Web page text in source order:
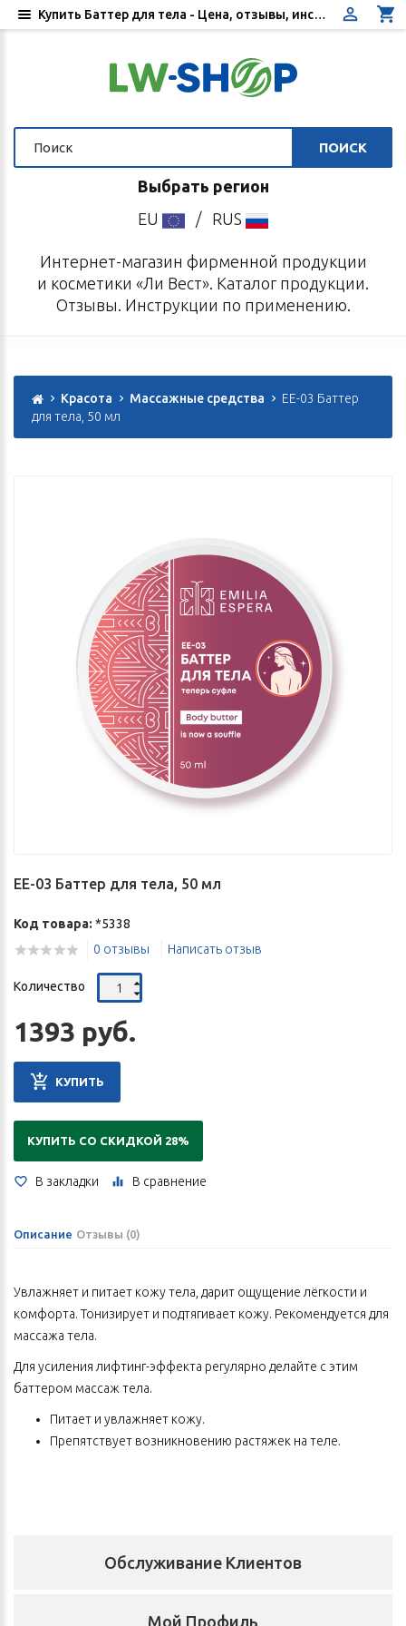
ПОИСК
Выбрать регион
EU
/ RUS
Интернет-магазин фирменной продукции
и косметики «Ли Вест». Каталог продукции.
Отзывы. Инструкции по применению.
Красота Массажные средства
EE-03 Баттер
для тела, 50 мл
EE-03 Баттер для тела, 50 мл
Код товара: *5338
0 отзывы
Написать отзыв
Количество
1393 руб.
КУПИТЬ
КУПИТЬ СО СКИДКОЙ 28%
В закладки В сравнение
Описание Отзывы (0)
Увлажняет и питает кожу тела, дарит ощущение лёгкости и
комфорта. Тонизирует и подтягивает кожу. Рекомендуется для
массажа тела.
Для усиления лифтинг-эффекта регулярно делайте с этим
баттером массаж тела.
Питает и увлажняет кожу.
Препятствует возникновению растяжек на теле.
небольшое количество масла согрейте в руках, затем
проблемным зонам. Рекомендуется использовать для массажа
Обслуживание Клиентов
Мой Профиль
Купить Баттер для тела - Цена, отзывы, инструкция по применению - Интернет-магазин «Ли Вест»